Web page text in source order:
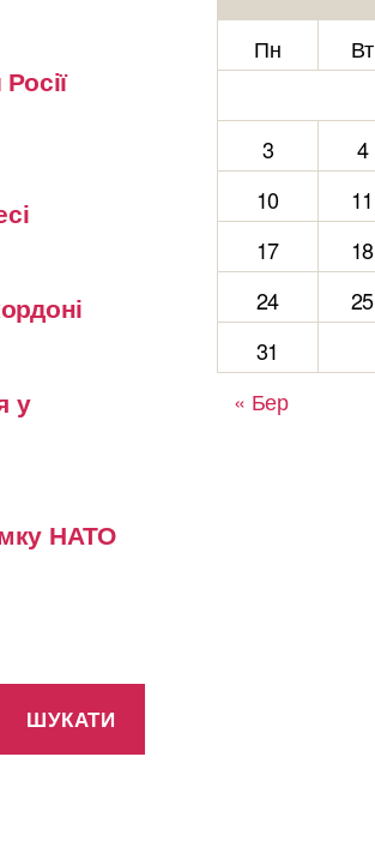
у
НАТО
Пн
Вт
3
4
10
11
17
18
24
25
31
« Бер